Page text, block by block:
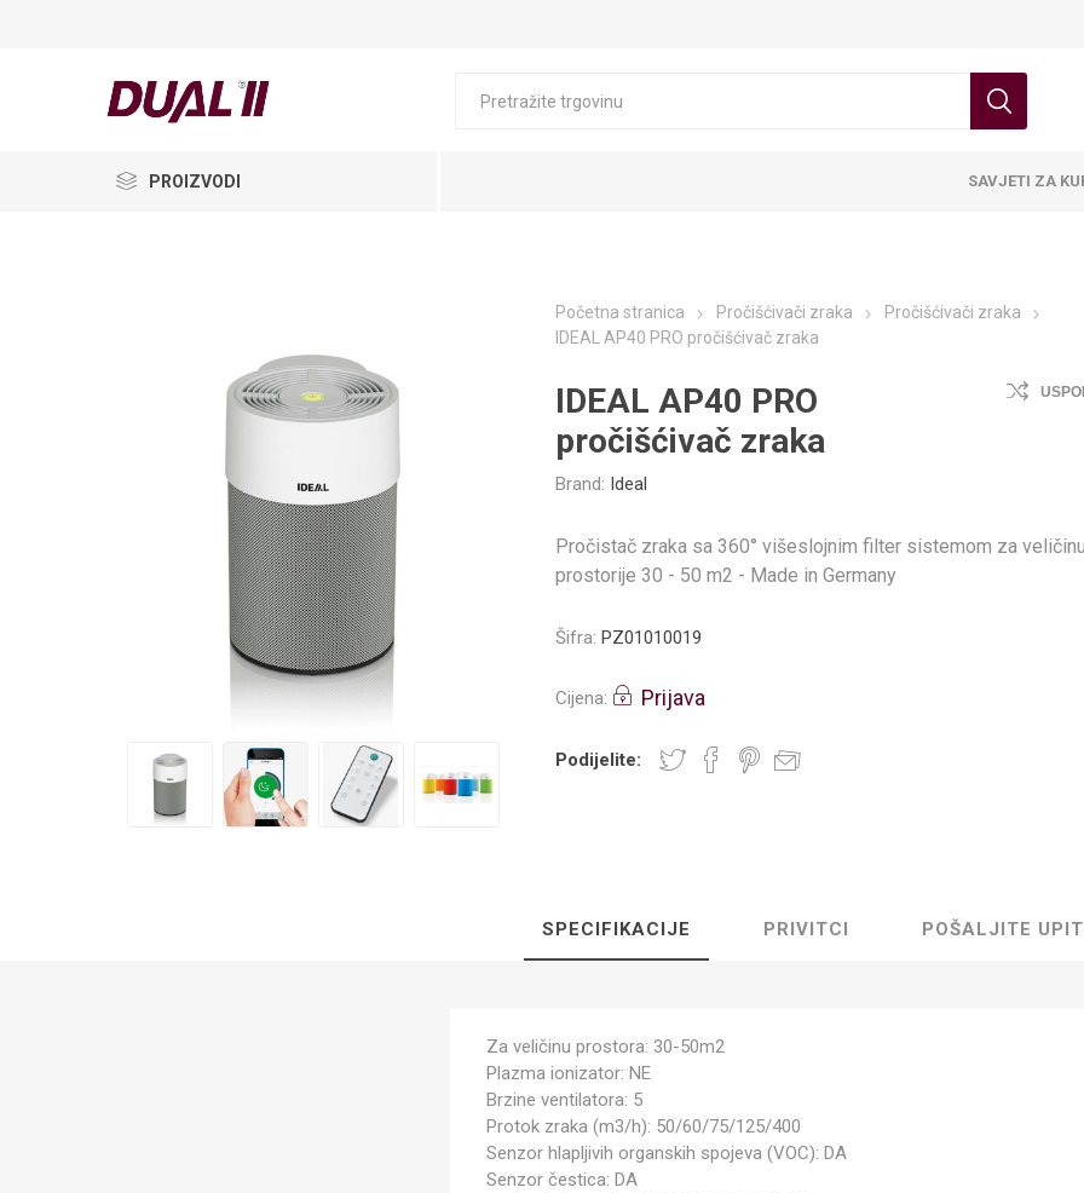
PROIZVODI SAVJETI ZA
Početna stranica Pročišćivači zraka
Pročišćivači zraka
IDEAL AP40 PRO pročišćivač zraka
IDEAL AP40 PRO
pročišćivač zraka
Brand: Ideal
Pročistač zraka sa 360° višeslojnim filter sistemom za
prostorije 30 - 50 m2 - Made in Germany
Šifra: PZ01010019
Cijena: Prijava
Podijelite:
SPECIFIKACIJE PRIVITCI POŠALJITE UPIT
Za veličinu prostora: 30-50m2
Plazma ionizator: NE
Brzine ventilatora: 5
Protok zraka (m3/h): 50/60/75/125/400
Senzor hlapljivih organskih spojeva (VOC): DA
Senzor čestica: DA